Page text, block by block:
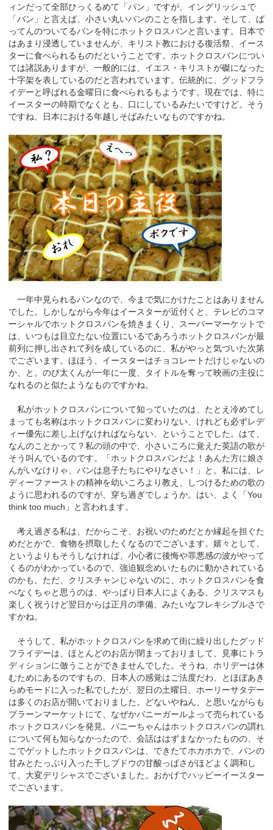
ィンだって全部ひっくるめて「パン」ですが、イングリッシュで
「バン」と言えば、小さい丸いパンのことを指します。そして、ば
ってんのついてるバンを特にホットクロスバンと言います。日本で
はあまり浸透していませんが、キリスト教における復活祭、イース
ターに食べられるものだということです。ホットクロスバンについ
ては諸説ありますが、一般的には、イエス・キリストが磔になった
十字架を表しているのだと言われています。伝統的に、グッドフラ
イデーと呼ばれる金曜日に食べられるもようです。現在では、特に
イースターの時期でなくとも、口にしているみたいですけど。そう
ですね、日本における年越しそばみたいなものですかね。
一年中見られるパンなので、今まで気にかけたことはありません
でした。しかしながら今年はイースターが近付くと、テレビのコマ
ーシャルでホットクロスバンを焼きまくり、スーパーマーケットで
は、いつもは目立たない位置にいるであろうホットクロスバンが最
前列に押し出されて列を成しているのに、私がやっと気づいた次第
でございます。ほほう、イースターはチョコレートだけじゃないの
か、と。のび太くんが一年に一度、タイトルを奪って映画の主役に
なれるのと似たようなものですかね。
私がホットクロスバンについて知っていたのは、たとえ冷めてし
まっても名称はホットクロスバンに変わりない、けれども必ずレデ
ィー優先に差し上げなければならない、ということでした。はて、
なんのことかって？私の頭の中で、小さいころに覚えた英語の歌が
そう叫んでいるのです。「ホットクロスバンだよ！あんた方に娘さ
んがいなけりゃ、バンは息子たちにやりなさい！」と。私には、レ
ディーファーストの精神を幼いころより教え、しつけるための歌の
ように思われるのですが、穿ち過ぎでしょうか。はい、よく「You
think too much」と言われます。
考え過ぎる私は、だからこそ、お祝いのためだとか縁起を担ぐた
めだとかで、食物を摂取したくなるのでございます。嬉々として、
というよりもそうしなければ、小心者に後悔や罪悪感の波がやって
くるのがわかっているので、強迫観念めいたものに動かされている
のかも。ただ、クリスチャンじゃないのに、ホットクロスバンを食
べなくちゃと思うのは、やっぱり日本人によくある、クリスマスも
楽しく祝うけど翌日からは正月の準備、みたいなフレキシブルさで
すかね。
そうして、私がホットクロスバンを求めて街に繰り出したグッド
フライデーは、ほとんどのお店が閉まっておりまして、見事にトラ
ディションに倣うことができませんでした。そうね、ホリデーは休
むためにあるのですもの、日本人の感覚はご法度だわ、とほぼあき
らめモードに入った私でしたが、翌日の土曜日、ホーリーサタデー
は多くのお店が開いておりました。どないやねん、と思いながらも
プラーンマーケットにて、なぜかバニーガールよって売られている
ホットクロスバンを発見。バニーちゃんはホットクロスバンの謂れ
について何も知らなかったので、会話ははずまなかったものの、そ
こでゲットしたホットクロスバンは、できたてホカホカで、パンの
甘みとたっぷり入った干しブドウの甘酸っぱさがほどよく調和し
て、大変デリシャスでございました。おかげでハッピーイースター
でございます。